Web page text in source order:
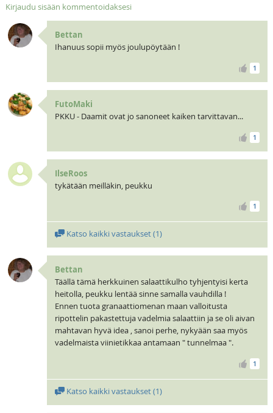
Kirjaudu sisään kommentoidaksesi
Bettan
Ihanuus sopii myös joulupöytään !
1
FutoMaki
PKKU - Daamit ovat jo sanoneet kaiken tarvittavan...
1
IlseRoos
tykätään meilläkin, peukku
1
Katso kaikki vastaukset (1)
Bettan
Täällä tämä herkkuinen salaattikulho tyhjentyisi kerta
heitolla, peukku lentää sinne samalla vauhdilla !
Ennen tuota granaattiomenan maan valloitusta
ripottelin pakastettuja vadelmia salaattiin ja se oli aivan
mahtavan hyvä idea , sanoi perhe, nykyään saa myös
vadelmaista viinietikkaa antamaan " tunnelmaa ".
1
Katso kaikki vastaukset (1)